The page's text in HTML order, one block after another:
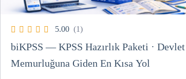
5.00 (1)
biKPSS — KPSS Hazırlık Paketi · Devlet
Memurluğuna Giden En Kısa Yol